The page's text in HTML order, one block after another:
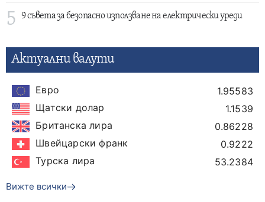
5 9 съвета за безопасно използване на електрически уреди
Актуални валути
Евро
1.95583
Щатски долар
1.1539
Британска лира
0.86228
Швейцарски франк
0.9222
Турска лира
53.2384
Вижте всички